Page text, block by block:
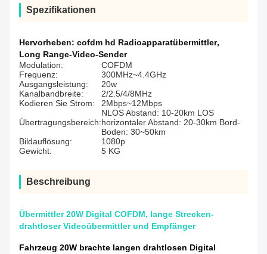
Spezifikationen
Hervorheben: cofdm hd Radioapparatübermittler,
Long Range-Video-Sender
Modulation:
COFDM
Frequenz:
300MHz~4.4GHz
Ausgangsleistung:
20w
Kanalbandbreite:
2/2.5/4/8MHz
Kodieren Sie Strom:
2Mbps~12Mbps
Übertragungsbereich:
NLOS Abstand: 10-20km LOS
horizontaler Abstand: 20-30km Bord-
Boden: 30~50km
Bildauflösung:
1080p
Gewicht:
5 KG
Beschreibung
Übermittler 20W Digital COFDM, lange Strecken-
drahtloser Videoübermittler und Empfänger
Fahrzeug 20W brachte langen drahtlosen Digital